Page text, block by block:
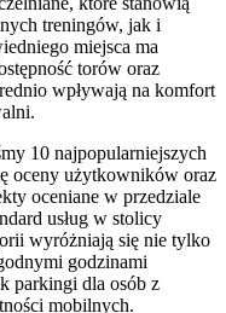
treningów, jak i
miejsca ma
torów oraz
wpływają na komfort
10 najpopularniejszych
oceny użytkowników oraz
oceniane w przedziale
usług w stolicy
wyróżniają się nie tylko
godzinami
parkingi dla osób z
mobilnych.